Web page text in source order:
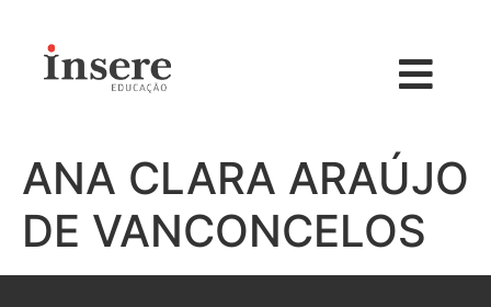
ANA CLARA ARAÚJO
DE VANCONCELOS